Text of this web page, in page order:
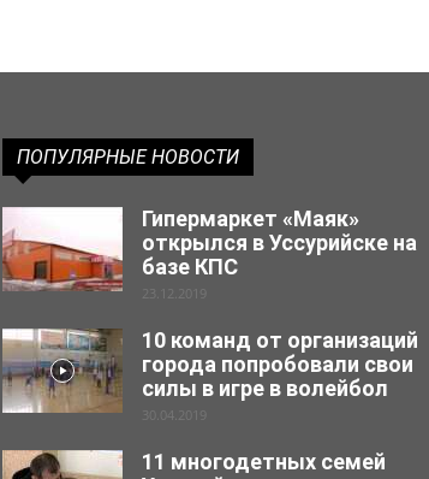
ПОПУЛЯРНЫЕ НОВОСТИ
Гипермаркет «Маяк»
открылся в Уссурийске на
базе КПС
23.12.2019
10 команд от организаций
города попробовали свои
силы в игре в волейбол
30.04.2019
11 многодетных семей